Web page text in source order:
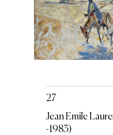
27
Jean Emile
-1983)